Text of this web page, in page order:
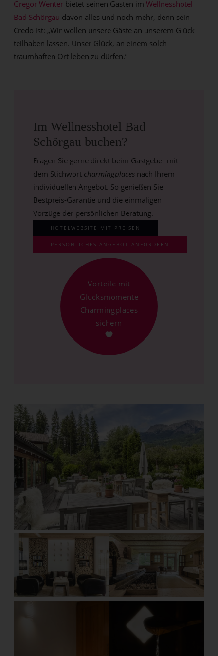
Gregor Wenter bietet seinen Gästen imWellnesshotel
Bad Schörgau davon alles und noch mehr, denn sein
Credo ist: „Wir wollen unsere Gäste an unserem Glück
teilhaben lassen. Unser Glück, an einem solch
traumhaften Ort leben zu dürfen.”
Im Wellnesshotel Bad
Schörgau buchen?
Fragen Sie gerne direkt beim Gastgeber mit
dem Stichwort charmingplaces nach Ihrem
individuellen Angebot. So genießen Sie
Bestpreis-Garantie und die einmaligen
Vorzüge der persönlichen Beratung.
HOTELWEBSITE MIT PREISEN
PERSÖNLICHES ANGEBOT ANFORDERN
Vorteile mit
Glücksmomente
Charmingplaces
sichern